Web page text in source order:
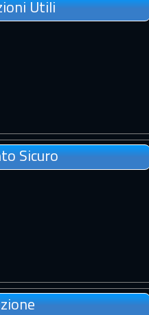
Utili
Sicuro